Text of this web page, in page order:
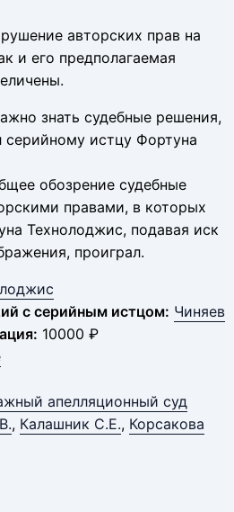
авторских прав на
и его предполагаемая
знать судебные решения,
серийному истцу Фортуна
обозрение судебные
правами, в которых
Технолоджис, подавая иск
проиграл.
с серийным истцом: Чиняев
10000 ₽
апелляционный суд
, Калашник С.Е., Корсакова